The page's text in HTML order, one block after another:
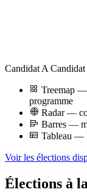
Candidat A
Treemap —
programme
Radar —
Barres —
Tableau —
Voir les élections
Élections à